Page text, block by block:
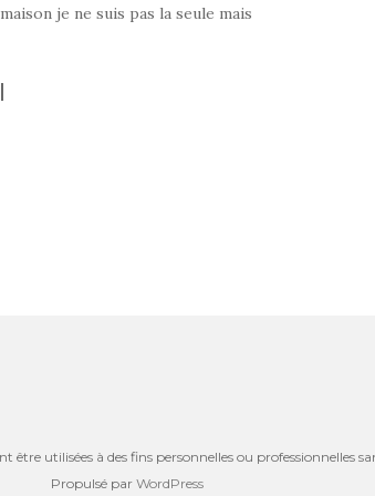
je ne suis pas la seule mais
utilisées à des fins personnelles ou professionnelles
Propulsé par WordPress